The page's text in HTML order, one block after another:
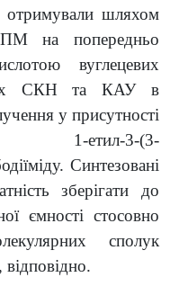
отримували шляхом
ОПМ на попередньо
вуглецевих
СКН та КАУ в
у присутності
1-етил-3-(3-
Синтезовані
зберігати до
ємності стосовно
сполук